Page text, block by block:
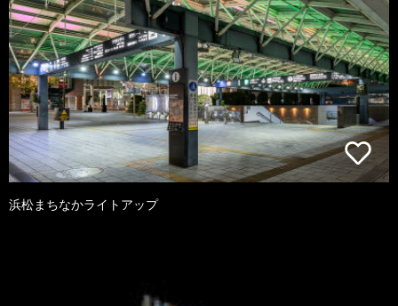
浜松まちなかライトアップ